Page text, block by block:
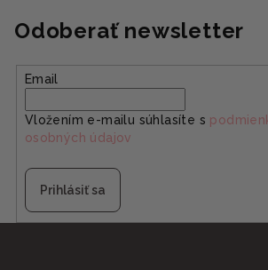
Odoberať newsletter
Email
Vložením e-mailu súhlasíte s
osobných údajov
Prihlásiť sa